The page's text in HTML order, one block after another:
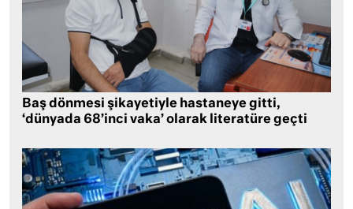
Baş dönmesi şikayetiyle hastaneye gitti,
‘dünyada 68’inci vaka’ olarak literatüre geçti